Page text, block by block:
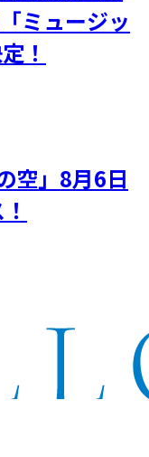
ミュージッ
！
空」8月6日